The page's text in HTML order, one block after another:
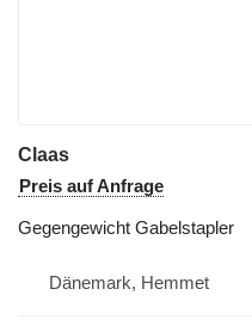
Claas
Preis auf Anfrage
Gegengewicht Gabelstapler
Dänemark, Hemmet